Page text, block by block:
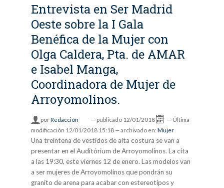
Entrevista en Ser Madrid
Oeste sobre la I Gala
Benéfica de la Mujer con
Olga Caldera, Pta. de AMAR
e Isabel Manga,
Coordinadora de Mujer de
Arroyomolinos.
porRedacción — publicado 12/01/2018 — Última
modificación 12/01/2018 15:18 — archivado en: Mujer
Una treintena de vestidos de alta costura se van a
presentar en el Auditórium de Arroyomolinos. La cita
a las 19:30, este viernes 12 de enero. Las modelos van
a ser mujeres de Arroyomolinos que pondrán su
granito de arena para acabar con estereotipos y